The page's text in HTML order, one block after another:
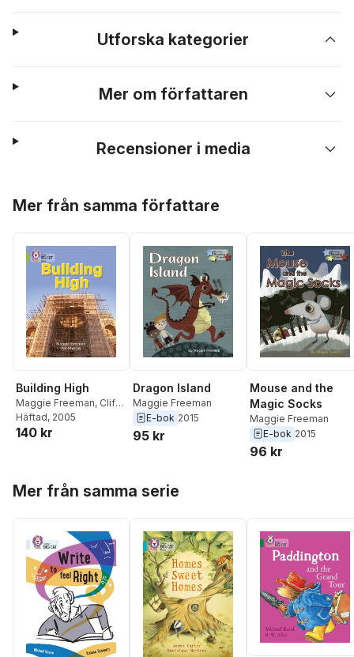
Utforska kategorier
Mer om författaren
Recensioner i media
Mer från samma författare
Building High
Maggie Freeman, Cliff
Moon
Häftad, 2005
140 kr
Dragon Island
Maggie Freeman
E-bok 2015
95 kr
Mouse and the
Magic Socks
Maggie Freeman
E-bok 2015
96 kr
Mer från samma serie